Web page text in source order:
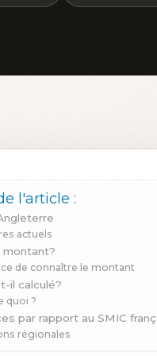
l'article :
actuels
montant?
de connaître le montant
il calculé?
quoi ?
par rapport au SMIC
régionales